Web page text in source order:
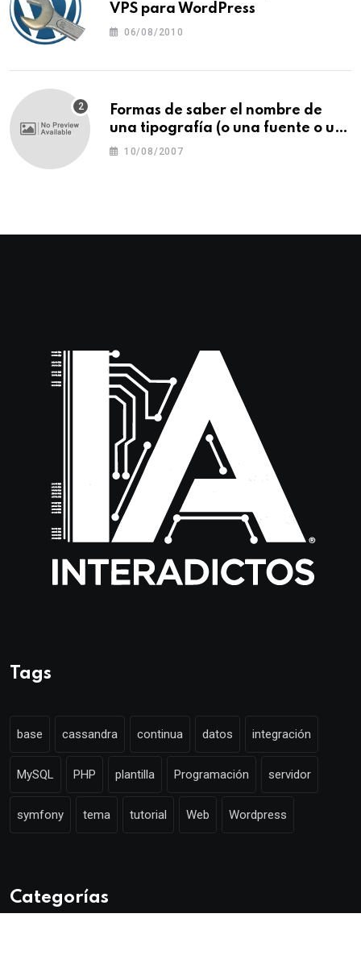
VPS para WordPress
06/08/2010
Formas de saber el nombre de
una tipografía (o una fuente o un
tipo de letra)
10/08/2007
Tags
base cassandra continua datos integración
MySQL PHP plantilla Programación servidor
symfony tema tutorial Web Wordpress
Categorías